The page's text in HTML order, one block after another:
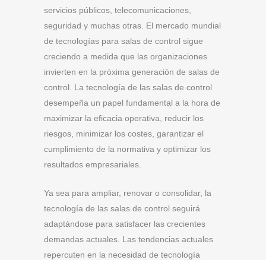
servicios públicos, telecomunicaciones,
seguridad y muchas otras. El mercado mundial
de tecnologías para salas de control sigue
creciendo a medida que las organizaciones
invierten en la próxima generación de salas de
control. La tecnología de las salas de control
desempeña un papel fundamental a la hora de
maximizar la eficacia operativa, reducir los
riesgos, minimizar los costes, garantizar el
cumplimiento de la normativa y optimizar los
resultados empresariales.
Ya sea para ampliar, renovar o consolidar, la
tecnología de las salas de control seguirá
adaptándose para satisfacer las crecientes
demandas actuales. Las tendencias actuales
repercuten en la necesidad de tecnología